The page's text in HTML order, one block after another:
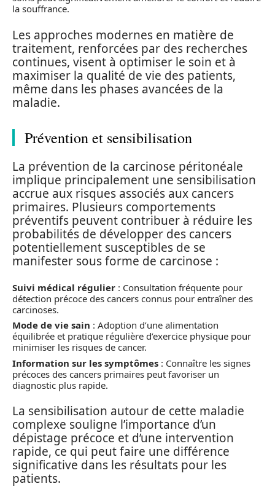
la souffrance.
Les approches modernes en matière de
traitement, renforcées par des recherches
continues, visent à optimiser le soin et à
maximiser la qualité de vie des patients,
même dans les phases avancées de la
maladie.
Prévention et sensibilisation
La prévention de la carcinose péritonéale
implique principalement une sensibilisation
accrue aux risques associés aux cancers
primaires. Plusieurs comportements
préventifs peuvent contribuer à réduire les
probabilités de développer des cancers
potentiellement susceptibles de se
manifester sous forme de carcinose :
Suivi médical régulier : Consultation fréquente pour
détection précoce des cancers connus pour entraîner des
carcinoses.
Mode de vie sain : Adoption d’une alimentation
équilibrée et pratique régulière d’exercice physique pour
minimiser les risques de cancer.
Information sur les symptômes : Connaître les signes
précoces des cancers primaires peut favoriser un
diagnostic plus rapide.
La sensibilisation autour de cette maladie
complexe souligne l’importance d’un
dépistage précoce et d’une intervention
rapide, ce qui peut faire une différence
significative dans les résultats pour les
patients.